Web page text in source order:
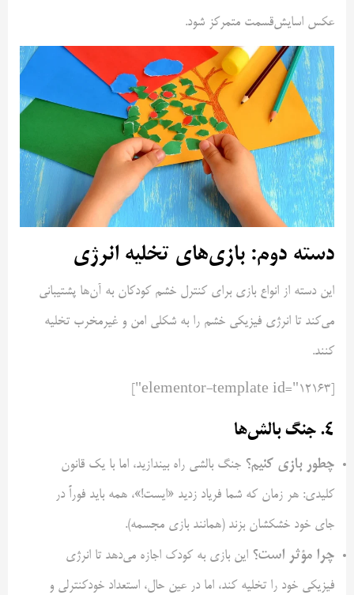
عکس اسایش‌قسمت متمرکز شود.
دسته دوم: بازی‌های تخلیه انرژی
این دسته از انواع بازی برای کنترل خشم کودکان به آن‌ها پشتیبانی
می‌کند تا انرژی فیزیکی خشم را به شکلی امن و غیرمخرب تخلیه
کنند.
۴. جنگ بالش‌ها
چطور بازی کنیم؟ جنگ بالشی راه بیندازید، اما با یک قانون
کلیدی: هر زمان که شما فریاد زدید «ایست!»، همه باید فوراً در
جای خود خشکشان بزند (همانند بازی مجسمه).
چرا مؤثر است؟ این بازی به کودک اجازه می‌دهد تا انرژی
فیزیکی خود را تخلیه کند، اما در عین حال، استعداد خودکنترلی و